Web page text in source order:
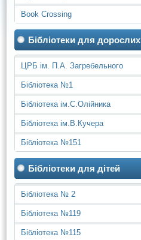
Book Crossing
Бібліотеки для дорослих
ЦРБ ім. П.А. Загребельного
Бібліотека №1
Бібліотека ім.С.Олійника
Бібліотека ім.В.Кучера
Бібліотека №151
Бібліотеки для дітей
Бібліотека № 2
Бібліотека №119
Бібліотека №115